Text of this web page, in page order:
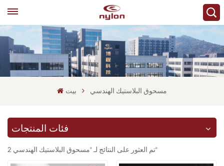
بيت مسحوق البلاستيك الهندسي
فئات المنتجات
2 تم العثور على النتائج لـ "مسحوق البلاستيك الهندسي"